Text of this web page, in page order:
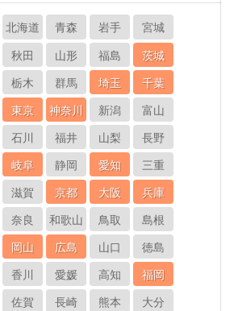
北海道 青森 岩手
宮城
秋田
山形 福島
茨城
栃木
群馬 埼玉
千葉
東京
神奈川 新潟
富山
石川
福井 山梨
長野
岐阜
静岡 愛知
三重
滋賀
京都 大阪
兵庫
奈良
和歌山 鳥取
島根
岡山
広島 山口
徳島
香川
愛媛 高知
福岡
佐賀
長崎 熊本
大分